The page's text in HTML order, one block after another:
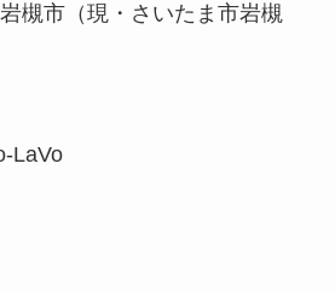
槻市（現・さいたま市岩槻
LaVo